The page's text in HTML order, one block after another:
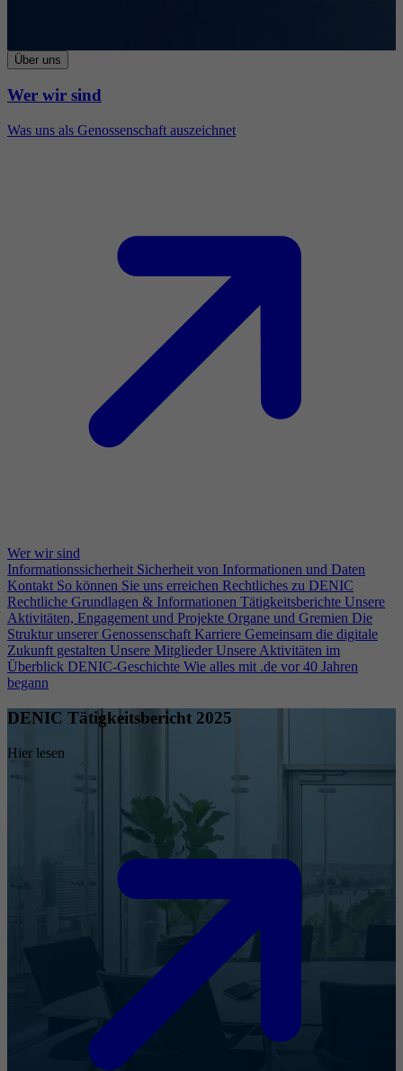
Über uns
Wer wir sind
Was uns als Genossenschaft auszeichnet
Wer wir sind
Informationssicherheit Sicherheit von Informationen und Daten
Kontakt So können Sie uns erreichen Rechtliches zu DENIC
Rechtliche Grundlagen & Informationen Tätigkeitsberichte Unsere
Aktivitäten, Engagement und Projekte Organe und Gremien Die
Struktur unserer Genossenschaft Karriere Gemeinsam die digitale
Zukunft gestalten Unsere Mitglieder Unsere Aktivitäten im
Überblick DENIC-Geschichte Wie alles mit .de vor 40 Jahren
begann
DENIC Tätigkeitsbericht 2025
Hier lesen